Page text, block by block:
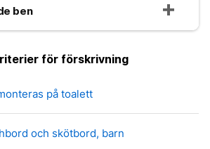
ben
för förskrivning
på toalett
och skötbord, barn